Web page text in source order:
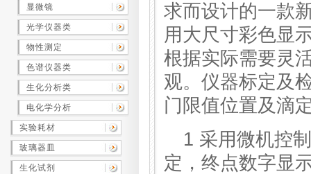
显微镜
光学仪器类
物性测定
色谱仪器类
生化分析类
电化学分析
实验耗材
玻璃器皿
生化试剂
求而设计的一款
用大尺寸彩色显
根据实际需要灵
观。仪器标定及
门限值位置及滴
1 采用微机控
定，终点数字显